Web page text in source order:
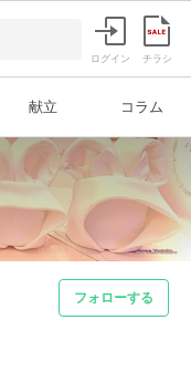
ログイン チラシ
献立 コラム
フォローする